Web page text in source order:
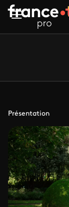
Aller au contenu
Présentation